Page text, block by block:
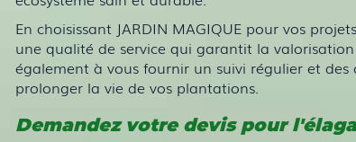
En choisissant JARDIN MAGIQUE pour vos
une qualité de service qui garantit la
également à vous fournir un suivi régulier et
prolonger la vie de vos plantations.
Demandez votre devis pour